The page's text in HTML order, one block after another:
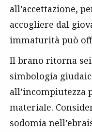
all’accettazione,
accogliere dal
immaturità può
Il brano ritorna
simbologia
all’incompiutezza
materiale.
sodomia